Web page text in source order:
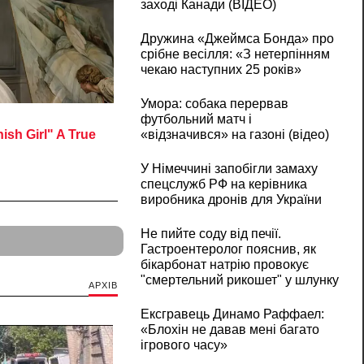
АРХІВ
заході Канади (ВІДЕО)
Дружина «Джеймса Бонда» про
срібне весілля: «З нетерпінням
чекаю наступних 25 років»
Умора: собака перервав
футбольний матч і
«відзначився» на газоні (відео)
У Німеччині запобігли замаху
спецслужб РФ на керівника
виробника дронів для України
Не пийте соду від печії.
Гастроентеролог пояснив, як
бікарбонат натрію провокує
"смертельний рикошет" у шлунку
Ексгравець Динамо Раффаел:
«Блохін не давав мені багато
ігрового часу»